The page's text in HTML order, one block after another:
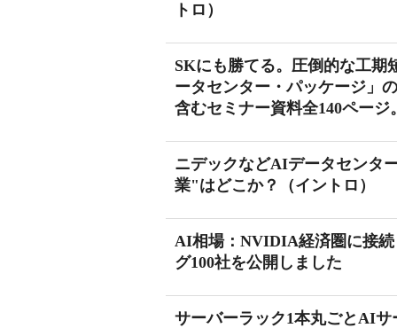
トロ）
SKにも勝てる。圧倒的な工期
ータセンター・パッケージ」
含むセミナー資料全140ペー
ニデックなどAIデータセンタ
業"はどこか？（イントロ）
AI相場：NVIDIA経済圏に接
グ100社を公開しました
サーバーラック1本丸ごとAI